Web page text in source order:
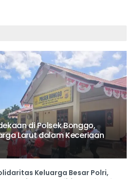
di Polsek Bonggo,
Larut dalam Keceriaan
Keluarga Besar Polri,